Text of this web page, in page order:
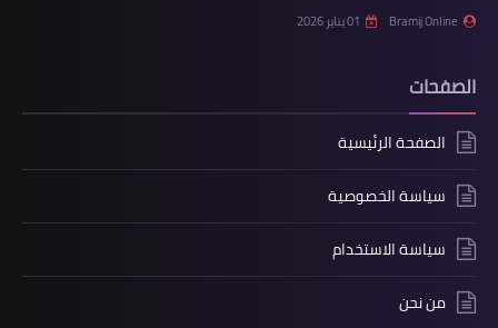
Bramij Online 01 يناير 2026
الصفحات
الصفحة الرئيسية
سياسة الخصوصية
سياسة الاستخدام
من نحن